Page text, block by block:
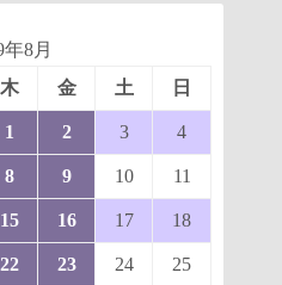
年8月
木 金 土 日
1 2 3 4
8 9 10 11
15 16 17 18
22 23 24 25